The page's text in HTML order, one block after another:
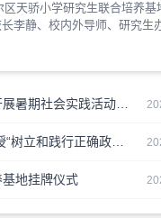
天骄小学研究生联合培养基
李静、校内外导师、研究生
出，天骄小学作为海拉尔区
示，教育学院将以此次...
地挂牌仪式